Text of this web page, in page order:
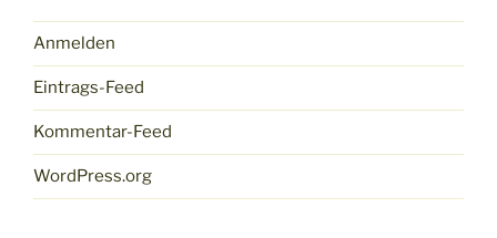
Anmelden
Eintrags-Feed
Kommentar-Feed
WordPress.org